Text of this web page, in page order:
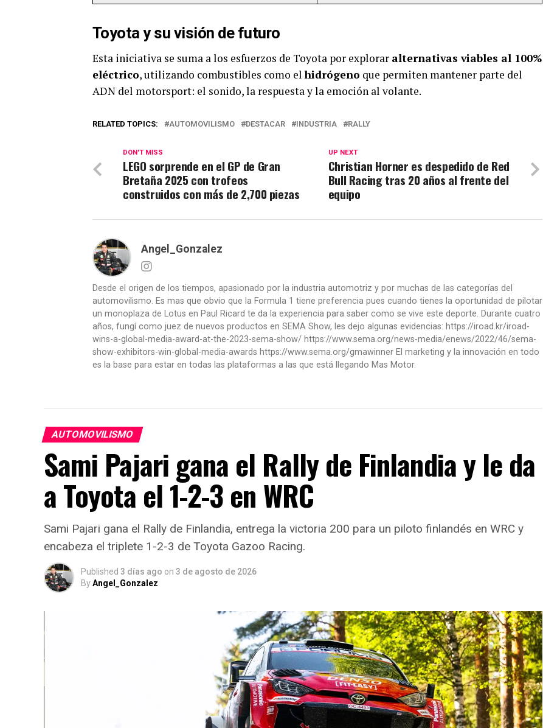
Toyota y su visión de futuro
Esta iniciativa se suma a los esfuerzos de Toyota por explorar alternativas viables al 100%
eléctrico, utilizando combustibles como elhidrógeno que permiten mantener parte del
ADN del motorsport: el sonido, la respuesta y la emoción al volante.
RELATED TOPICS: AUTOMOVILISMO DESTACAR INDUSTRIA RALLY
UP NEXT
Christian Horner es despedido de Red
Bull Racing tras 20 años al frente del
equipo
DON'T MISS
LEGO sorprende en el GP de Gran
Bretaña 2025 con trofeos
construidos con más de 2,700 piezas
Angel_Gonzalez
Desde el origen de los tiempos, apasionado por la industria automotriz y por muchas de las categorías del
automovilismo. Es mas que obvio que la Formula 1 tiene preferencia pues cuando tienes la oportunidad de pilotar
un monoplaza de Lotus en Paul Ricard te da la experiencia para saber como se vive este deporte. Durante cuatro
años, fungí como juez de nuevos productos en SEMA Show, les dejo algunas evidencias: https://iroad.kr/iroad-
wins-a-global-media-award-at-the-2023-sema-show/ https://www.sema.org/news-media/enews/2022/46/sema-
show-exhibitors-win-global-media-awards https://www.sema.org/gmawinner El marketing y la innovación en todo
es la base para estar en todas las plataformas a las que está llegando Mas Motor.
AUTOMOVILISMO
Sami Pajari gana el Rally de Finlandia y le da
a Toyota el 1-2-3 en WRC
Sami Pajari gana el Rally de Finlandia, entrega la victoria 200 para un piloto finlandés en WRC y
encabeza el triplete 1-2-3 de Toyota Gazoo Racing.
Published 3 días ago on 3 de agosto de 2026
ByAngel_Gonzalez